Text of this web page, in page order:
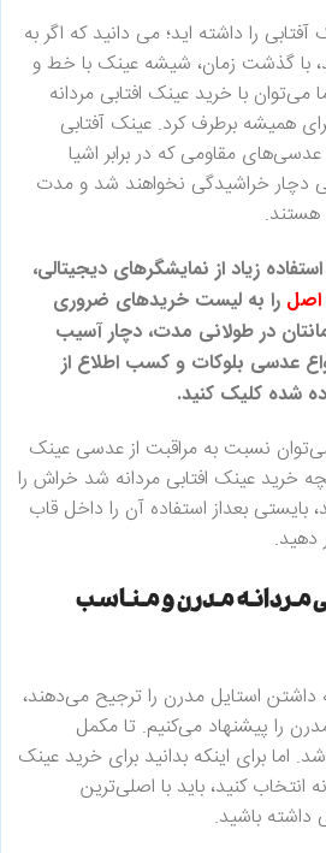
را داشته اید؛ می دانید که اگر به
با گذشت زمان، شیشه عینک با خط و
با خرید عینک افتابی مردانه
همیشه برطرف کرد. عینک آفتابی
مقاومی که در برابر اشیا
دچار خراشیدگی نخواهند شد و مدت
هستند.
زیاد از نمایشگرهای دیجیتالی،
اصل را به لیست خریدهای ضروری
در طولانی مدت، دچار آسیب
عدسی بلوکات و کسب اطلاع از
شده کلیک کنید.
نسبت به مراقبت از عدسی عینک
خرید عینک افتابی مردانه شد خراش را
بایستی بعداز استفاده آن را داخل قاب
دهید.
مردانه مدرن و مناسب
داشتن استایل مدرن را ترجیح می‌دهند،
را پیشنهاد می‌کنیم. تا مکمل
اما برای اینکه بدانید برای خرید عینک
انتخاب کنید، باید با اصلی‌ترین
داشته باشید.